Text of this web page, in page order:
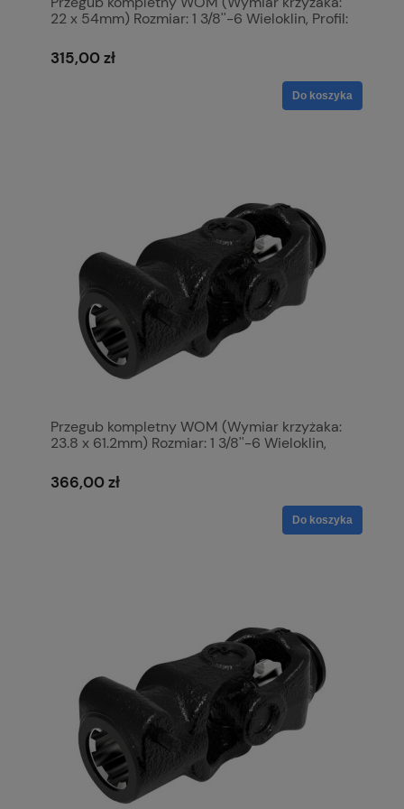
22 x 54mm) Rozmiar: 1 3/8''-6 Wieloklin, Profil:
Referencyjny: 12503. S.6408
315,00 zł
Do koszyka
Przegub kompletny WOM (Wymiar krzyżaka:
23.8 x 61.2mm) Rozmiar: 1 3/8''-6 Wieloklin,
Referencyjny: Ooa. S.115388
366,00 zł
Do koszyka